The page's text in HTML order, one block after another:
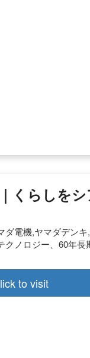
くらしを
電機,ヤマダデン
ノロジー、60年
to visit